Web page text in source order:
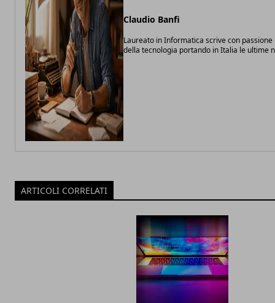
Claudio Banfi
Laureato in Informatica scrive con
della tecnologia portando in Italia le ultime
ARTICOLI CORRELATI